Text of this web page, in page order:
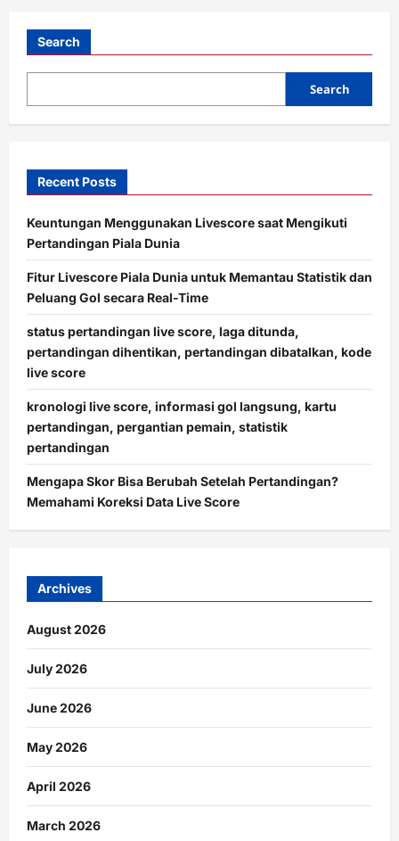
Harus
Amorim,
Selamatkan
Search
Search
Recent Posts
Keuntungan Menggunakan Livescore saat Mengikuti
Pertandingan Piala Dunia
Fitur Livescore Piala Dunia untuk Memantau Statistik dan
Peluang Gol secara Real-Time
status pertandingan live score, laga ditunda,
pertandingan dihentikan, pertandingan dibatalkan, kode
live score
kronologi live score, informasi gol langsung, kartu
pertandingan, pergantian pemain, statistik
pertandingan
Mengapa Skor Bisa Berubah Setelah Pertandingan?
Memahami Koreksi Data Live Score
Archives
August 2026
July 2026
June 2026
May 2026
April 2026
March 2026